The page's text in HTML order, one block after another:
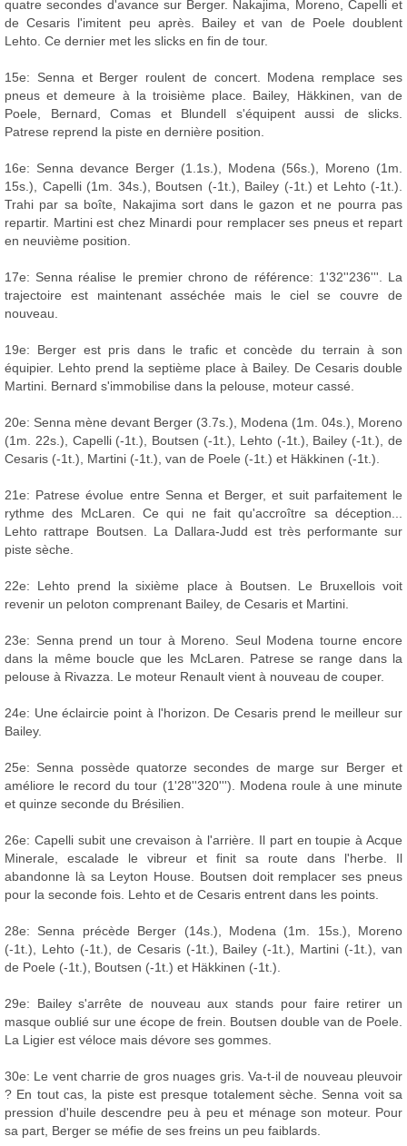
quatre secondes d'avance sur Berger. Nakajima, Moreno, Capelli et
de Cesaris l'imitent peu après. Bailey et van de Poele doublent
Lehto. Ce dernier met les slicks en fin de tour.
15e: Senna et Berger roulent de concert. Modena remplace ses
pneus et demeure à la troisième place. Bailey, Häkkinen, van de
Poele, Bernard, Comas et Blundell s'équipent aussi de slicks.
Patrese reprend la piste en dernière position.
16e: Senna devance Berger (1.1s.), Modena (56s.), Moreno (1m.
15s.), Capelli (1m. 34s.), Boutsen (-1t.), Bailey (-1t.) et Lehto (-1t.).
Trahi par sa boîte, Nakajima sort dans le gazon et ne pourra pas
repartir. Martini est chez Minardi pour remplacer ses pneus et repart
en neuvième position.
17e: Senna réalise le premier chrono de référence: 1'32''236'''. La
trajectoire est maintenant asséchée mais le ciel se couvre de
nouveau.
19e: Berger est pris dans le trafic et concède du terrain à son
équipier. Lehto prend la septième place à Bailey. De Cesaris double
Martini. Bernard s'immobilise dans la pelouse, moteur cassé.
20e: Senna mène devant Berger (3.7s.), Modena (1m. 04s.), Moreno
(1m. 22s.), Capelli (-1t.), Boutsen (-1t.), Lehto (-1t.), Bailey (-1t.), de
Cesaris (-1t.), Martini (-1t.), van de Poele (-1t.) et Häkkinen (-1t.).
21e: Patrese évolue entre Senna et Berger, et suit parfaitement le
rythme des McLaren. Ce qui ne fait qu'accroître sa déception...
Lehto rattrape Boutsen. La Dallara-Judd est très performante sur
piste sèche.
22e: Lehto prend la sixième place à Boutsen. Le Bruxellois voit
revenir un peloton comprenant Bailey, de Cesaris et Martini.
23e: Senna prend un tour à Moreno. Seul Modena tourne encore
dans la même boucle que les McLaren. Patrese se range dans la
pelouse à Rivazza. Le moteur Renault vient à nouveau de couper.
24e: Une éclaircie point à l'horizon. De Cesaris prend le meilleur sur
Bailey.
25e: Senna possède quatorze secondes de marge sur Berger et
améliore le record du tour (1'28''320'''). Modena roule à une minute
et quinze seconde du Brésilien.
26e: Capelli subit une crevaison à l'arrière. Il part en toupie à Acque
Minerale, escalade le vibreur et finit sa route dans l'herbe. Il
abandonne là sa Leyton House. Boutsen doit remplacer ses pneus
pour la seconde fois. Lehto et de Cesaris entrent dans les points.
28e: Senna précède Berger (14s.), Modena (1m. 15s.), Moreno
(-1t.), Lehto (-1t.), de Cesaris (-1t.), Bailey (-1t.), Martini (-1t.), van
de Poele (-1t.), Boutsen (-1t.) et Häkkinen (-1t.).
29e: Bailey s'arrête de nouveau aux stands pour faire retirer un
masque oublié sur une écope de frein. Boutsen double van de Poele.
La Ligier est véloce mais dévore ses gommes.
30e: Le vent charrie de gros nuages gris. Va-t-il de nouveau pleuvoir
? En tout cas, la piste est presque totalement sèche. Senna voit sa
pression d'huile descendre peu à peu et ménage son moteur. Pour
sa part, Berger se méfie de ses freins un peu faiblards.